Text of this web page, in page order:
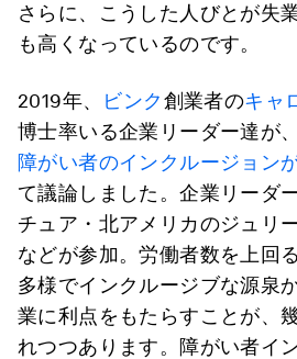
さらに、こうした人びとが失
も高くなっているのです。
2019年、 ビンク創業者のキャ
博士率いる企業リーダー達が
障がい者のインクルージョン
て議論しました。企業リーダ
チュア・北アメリカのジュリ
などが参加。労働者数を上回
多様でインクルージブな源泉
業に利点をもたらすことが、
れつつあります。障がい者イ